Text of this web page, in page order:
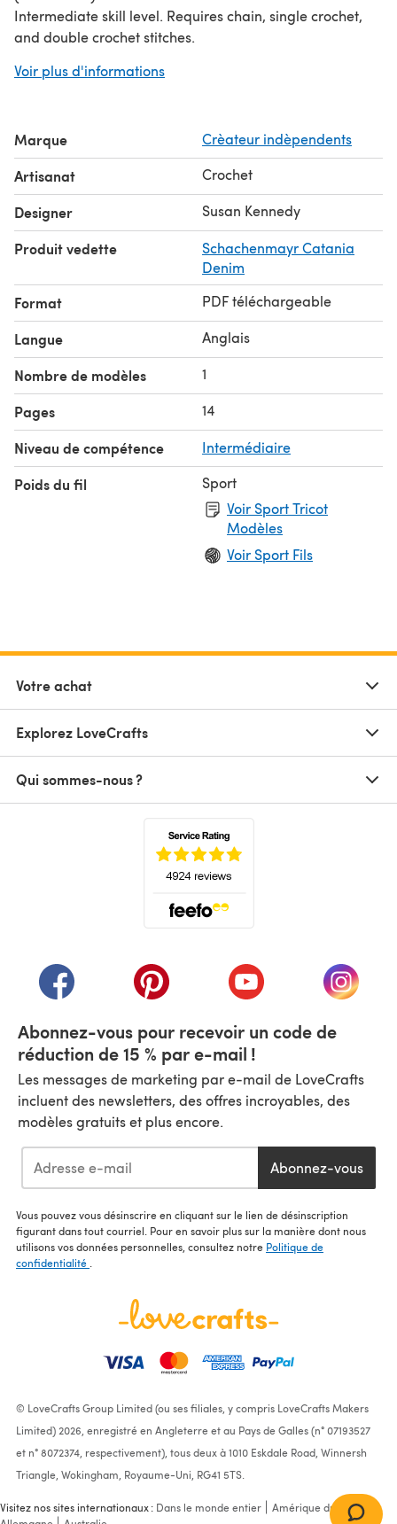
Intermediate skill level. Requires chain, single crochet,
and double crochet stitches.
by-row instructions. This wrap is worked in the overlay
only one color of yarn. Odd rows (Row 1, Row 3, Row 5,
etc.) are always worked with Yarn A. These rows include
both single and double crochet stitches. These rows form
the diamond pattern. Even rows (Row 2, Row 4, Row 6,
etc.) are always worked with Yarn B and are single
crochet through the back loop only.
Voir plus d'informations
Marque Crèateur indèpendents
Artisanat Crochet
Designer Susan Kennedy
Produit vedette
Schachenmayr Catania
Denim
Format PDF téléchargeable
Langue Anglais
Nombre de modèles 1
Pages 14
Niveau de compétence Intermédiaire
Poids du fil
Sport
Voir Sport Tricot
Modèles
Voir Sport Fils
Votre achat
Explorez LoveCrafts
Qui sommes-nous ?
(s'ouvre dans un nouvel onglet)
(s'ouvre dans un nouvel onglet)
(s'ouvre dans un(s'ouvre
Abonnez-vous pour recevoir un code de
réduction de 15 % par e-mail !
Les messages de marketing par e-mail de LoveCrafts
incluent des newsletters, des offres incroyables, des
modèles gratuits et plus encore.
Abonnez-vous
Vous pouvez vous désinscrire en cliquant sur le lien de désinscription
figurant dans tout courriel. Pour en savoir plus sur la manière dont nous
utilisons vos données personnelles, consultez notre Politique de
confidentialité
© LoveCrafts Group Limited (ou ses filiales, y compris LoveCrafts Makers
Limited) 2026, enregistré en Angleterre et au Pays de Galles (n° 07193527
et n° 8072374, respectivement), tous deux à 1010 Eskdale Road, Winnersh
Triangle, Wokingham, Royaume-Uni, RG41 5TS.
Visitez nos sites internationaux : Dans le monde entier
Amérique du Nord